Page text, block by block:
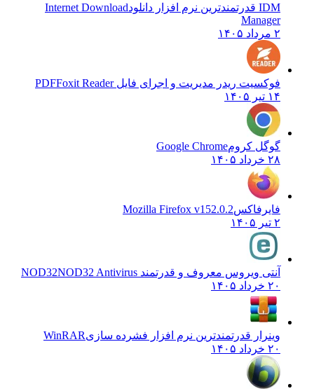
IDM قدرتمندترین نرم افزار دانلود
Internet Download
Manager
۲ مرداد ۱۴۰۵
فوکسیت ریدر مدیریت و اجرای فایل PDFFoxit Reader
۱۴ تیر ۱۴۰۵
گوگل کرومGoogle Chrome
۲۸ خرداد ۱۴۰۵
فایرفاکسMozilla Firefox v152.0.2
۲ تیر ۱۴۰۵
آنتی ویروس معروف و قدرتمند NOD32 NOD32 Antivirus
۲۰ خرداد ۱۴۰۵
وینرار قدرتمندترین نرم افزار فشرده سازیWinRAR
۲۰ خرداد ۱۴۰۵